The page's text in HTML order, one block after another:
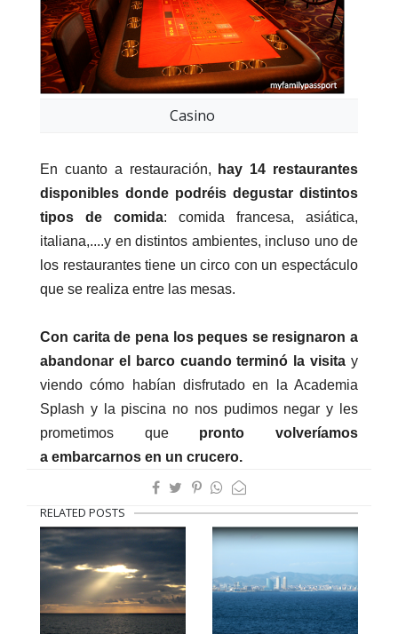
Casino
En cuanto a restauración,
hay 14 restaurantes
disponibles donde podréis degustar distintos
tipos de comida: comida francesa, asiática,
italiana,....y en distintos ambientes, incluso uno de
los restaurantes tiene un circo con un espectáculo
que se realiza entre las mesas.
Con carita de pena los peques se resignaron a
abandonar el barco cuando terminó la visita y
viendocómo habían disfrutado en la Academia
Splash y la piscina no nos pudimos negar y les
prometimos que pronto volveríamos
a embarcarnos en un crucero.
RELATED POSTS